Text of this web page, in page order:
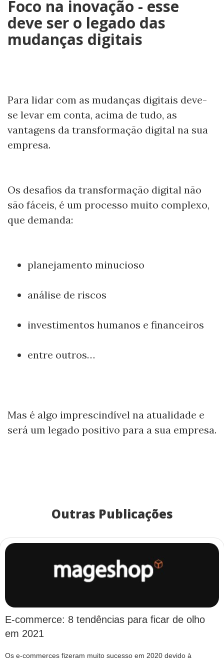
Foco na inovação - esse
deve ser o legado das
mudanças digitais
Para lidar com as mudanças digitais deve-
se levar em conta, acima de tudo, as
vantagens da transformação digital na sua
empresa.
Os desafios da transformação digital não
são fáceis, é um processo muito complexo,
que demanda:
planejamento minucioso
análise de riscos
investimentos humanos e financeiros
entre outros…
Mas é algo imprescindível na atualidade e
será um legado positivo para a sua empresa.
Outras Publicações
E-commerce: 8 tendências para ficar de olho
em 2021
Os e-commerces fizeram muito sucesso em 2020 devido à